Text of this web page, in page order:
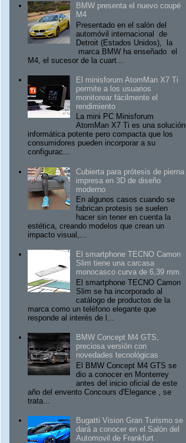
BMW presenta el nuevo coupé
M4
Presentado en el salón del
automóvil internacional de
Detroit (Estados Unidos), la
marca BMW ha enseñado el
M4, el sucesor de la cuart...
El minisforum AtomMan X7 Ti
permite a los usuarios
monitorear fácilmente el
rendimiento
La mini PC Minisforum
AtomMan X7 Ti es una solución
informática potente pero compacta que los
consumidores pueden incorporar a su
configurac...
Cubierta para prótesis de pierna
impresa en 3D de diseño
moderno
En algunos casos cuando se
fabrican protesis se suelen
hacer sin tener en cuenta la
estética, creando modelos que crean un
impacto visual,...
El smartphone TECNO Camon
Slim tiene una carcasa
monocasco curva de 6,39 mm.
El smartphone TECNO Camon
Slim se ha incorporado al
catálogo de productos de la
marca como un teléfono elegante que
responde al interés de l...
BMW Concept M4 GTS,
preciosa versión con
novedades tecnológicas
El BMW Concept M4 GTS se
dio a conocer en Monterrey
antes del inicio oficial de este
año del envento Concours d'Elegance , se
trata...
Bugatti Vision Gran Turismo se
dará a conocer en el Salón del
Automovil de Frankfurt